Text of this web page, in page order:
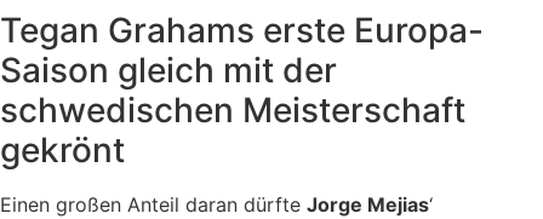
Tegan Grahams erste Europa-
Saison gleich mit der
schwedischen Meisterschaft
gekrönt
Einen großen Anteil daran dürfte Jorge Mejias‘